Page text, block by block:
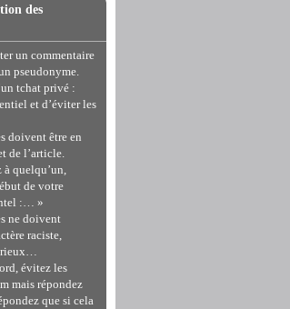
des
un commentaire
pseudonyme.
tchat privé :
et d’éviter les
doivent être en
de l’article.
à quelqu’un,
de votre
:… »
ne doivent
raciste,
évitez les
mais répondez
que si cela